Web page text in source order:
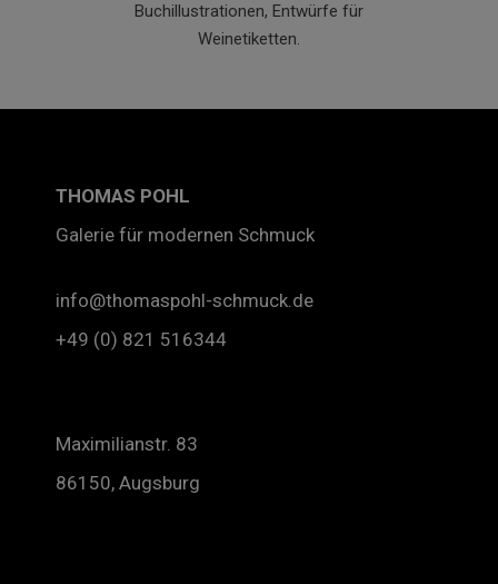
Buchillustrationen, Entwürfe für
Weinetiketten.
THOMAS POHL
Galerie für modernen Schmuck
info@thomaspohl-schmuck.de
+49 (0) 821 516344
Maximilianstr. 83
86150, Augsburg